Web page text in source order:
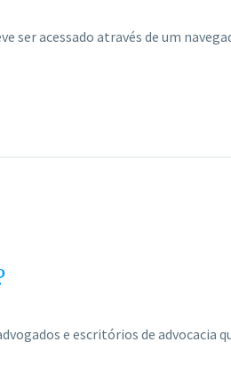
ser acessado através de um
e escritórios de advocacia